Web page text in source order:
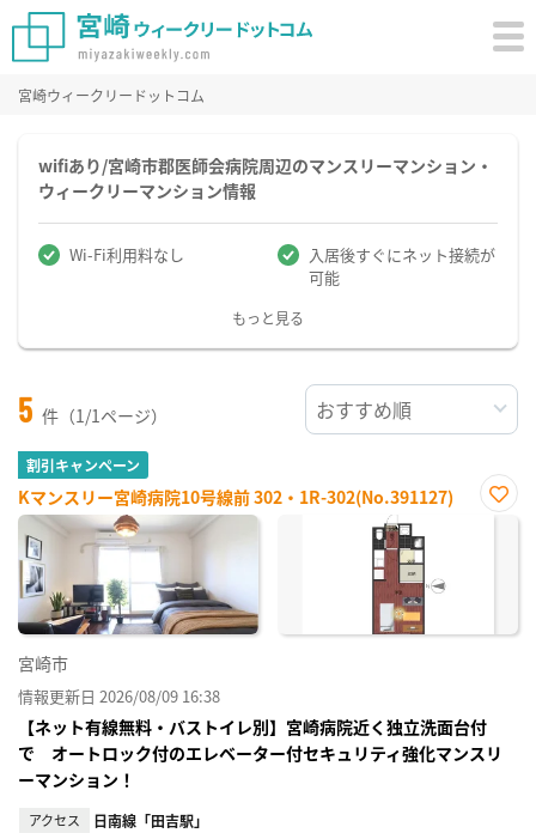
宮崎ウィークリードットコム
wifiあり/宮崎市郡医師会病院周辺のマンスリーマンション・
ウィークリーマンション情報
Wi-Fi利用料なし
入居後すぐにネット接続が
可能
もっと見る
5 件（1/1ページ）
割引キャンペーン
Kマンスリー宮崎病院10号線前 302・1R-302(No.391127)
お気
宮崎市
情報更新日 2026/08/09 16:38
【ネット有線無料・バストイレ別】宮崎病院近く独立洗面台付
で オートロック付のエレベーター付セキュリティ強化マンスリ
ーマンション！
アクセス 日南線「田吉駅」